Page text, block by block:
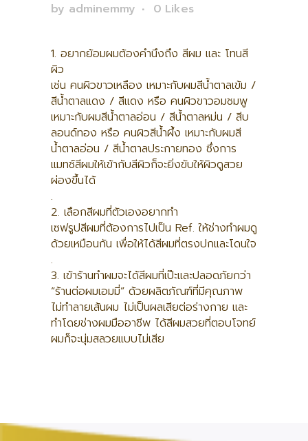
by adminemmy 0 Likes
1. อยากย้อมผมต้องคำนึงถึง สีผม และ โทนสี
ผิว
เช่น คนผิวขาวเหลือง เหมาะกับผมสีน้ำตาลเข้ม /
สีน้ำตาลแดง / สีแดง หรือ คนผิวขาวอมชมพู
เหมาะกับผมสีน้ำตาลอ่อน / สีน้ำตาลหม่น / สีบ
ลอนด์ทอง หรือ คนผิวสีน้ำผึ้ง เหมาะกับผมสี
น้ำตาลอ่อน / สีน้ำตาลประกายทอง ซึ่งการ
แมทช์สีผมให้เข้ากับสีผิวก็จะยิ่งขับให้ผิวดูสวย
ผ่องขึ้นได้
.
2. เลือกสีผมที่ตัวเองอยากทำ
เซฟรูปสีผมที่ต้องการไปเป็น Ref. ให้ช่างทำผมดู
ด้วยเหมือนกัน เพื่อให้ได้สีผมที่ตรงปกและโดนใจ
.
3. เข้าร้านทำผมจะได้สีผมที่เป๊ะและปลอดภัยกว่า
“ร้านต่อผมเอมมี่” ด้วยผลิตภัณฑ์ที่มีคุณภาพ
ไม่ทำลายเส้นผม ไม่เป็นผลเสียต่อร่างกาย และ
ทำโดยช่างผมมืออาชีพ ได้สีผมสวยที่ตอบโจทย์
ผมก็จะนุ่มสลวยแบบไม่เสีย